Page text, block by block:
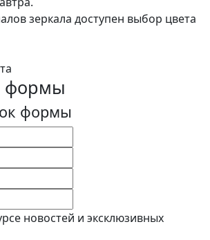
зеркала доступен выбор цвета
формы
формы
новостей и эксклюзивных